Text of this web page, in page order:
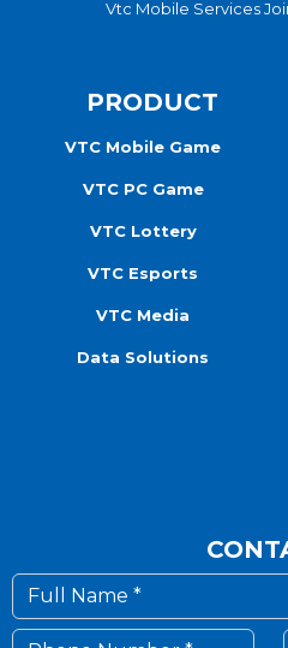
Vtc Mobile Services
PRODUCT
VTC Mobile Game
VTC PC Game
VTC Lottery
VTC Esports
VTC Media
Data Solutions